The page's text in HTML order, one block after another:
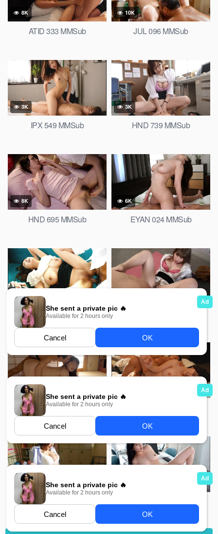
8K
ATID 333 MMSub
10K
JUL 096 MMSub
3K
IPX 549 MMSub
3K
HND 739 MMSub
8K
HND 695 MMSub
6K
EYAN 024 MMSub
9K
SSNI 029 MMSub
5K
MDYD 876 MMSub
7K
Adn 216 MMSub
9K
Meyd 568 MMSub